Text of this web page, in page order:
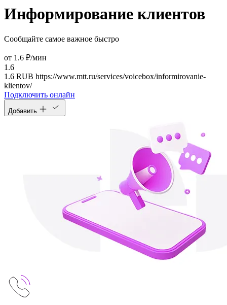
Информирование клиентов
Сообщайте самое важное быстро
от 1.6 ₽/мин
1.6
1.6 RUB https://www.mtt.ru/services/voicebox/informirovanie-
klientov/
Подключить онлайн
Добавить